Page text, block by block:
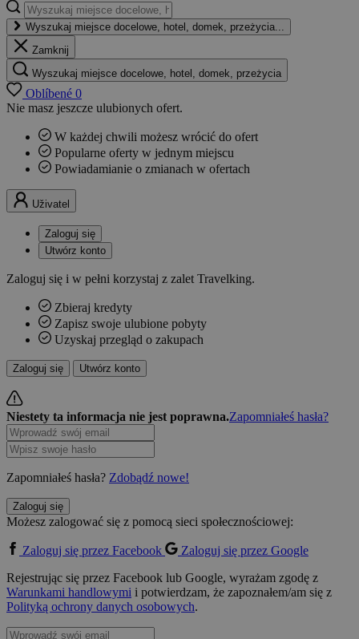
Wyszukaj miejsce docelowe, hotel, domek, przeżycia...
Zamknij
Wyszukaj miejsce docelowe, hotel, domek, przeżycia
Oblíbené 0
Nie masz jeszcze ulubionych ofert.
W każdej chwili możesz wrócić do ofert
Popularne oferty w jednym miejscu
Powiadamianie o zmianach w ofertach
Uživatel
Zaloguj się
Utwórz konto
Zaloguj się i w pełni korzystaj z zalet Travelking.
Zbieraj kredyty
Zapisz swoje ulubione pobyty
Uzyskaj przegląd o zakupach
Zaloguj się Utwórz konto
Niestety ta informacja nie jest poprawna.Zapomniałeś hasła?
Zapomniałeś hasła? Zdobądź nowe!
Zaloguj się
Możesz zalogować się z pomocą sieci społecznościowej:
Zaloguj się przez Facebook
Zaloguj się przez Google
Rejestrując się przez Facebook lub Google, wyrażam zgodę z
Warunkami handlowymi i potwierdzam, że zapoznałem/am się z
Polityką ochrony danych osobowych.